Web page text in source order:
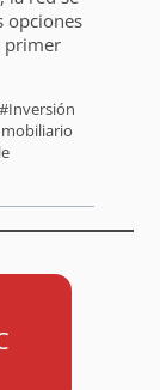
opciones
primer